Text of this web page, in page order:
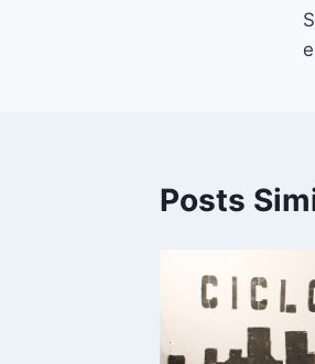
Posts